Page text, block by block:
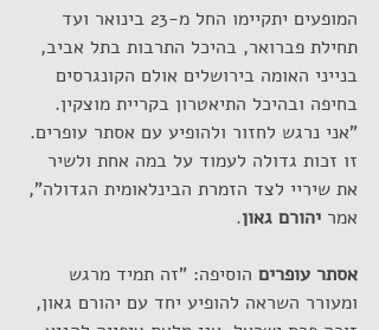
המופעים יתקיימו החל מ-23 בינואר ועד
תחילת פברואר, בהיכל התרבות בתל אביב,
בנייני האומה בירושלים אולם הקונגרסים
בחיפה ובהיכל התיאטרון בקריית מוצקין.
"אני נרגש לחזור ולהופיע עם אסתר עופרים.
זו זכות גדולה לעמוד על במה אחת ולשיר
את שיריי לצד הזמרת הבינלאומית הגדולה",
אמר יהורם גאון.
אסתר עופרים הוסיפה: "זה תמיד מרגש
ומעורר השראה להופיע יחד עם יהורם גאון,